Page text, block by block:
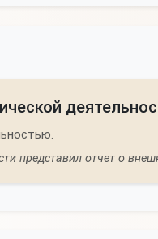
представил отчет о